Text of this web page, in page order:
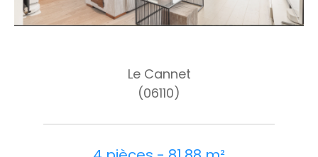
Le Cannet
(06110)